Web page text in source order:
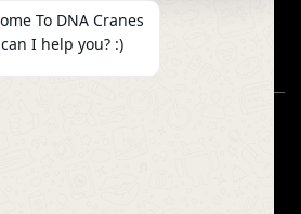
To DNA Cranes
I help you? :)